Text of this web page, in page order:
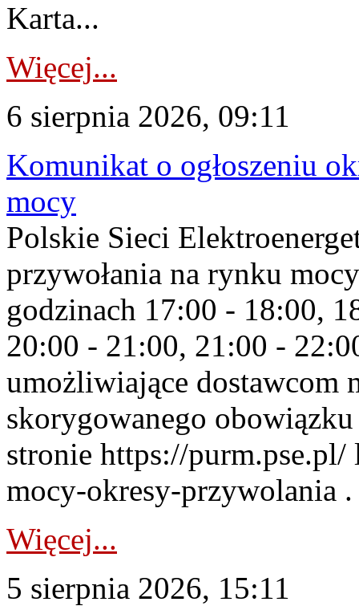
Karta...
Więcej...
6 sierpnia 2026, 09:11
Komunikat o ogłoszeniu
mocy
Polskie Sieci
przywołania na rynku
godzinach 17:00 - 18:00,
20:00 - 21:00, 21:00 -
umożliwiające dostawcom
skorygowanego
stronie https://
mocy-okresy-przywolania
Więcej...
5 sierpnia 2026, 15:11